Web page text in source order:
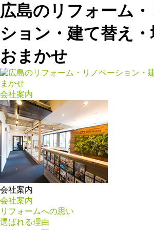
広島のリフォーム
ション・建て替え
おまかせ
会社案内
会社案内
会社案内
リフォームへの思い
選ばれる理由